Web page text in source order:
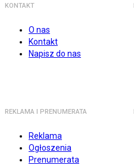
KONTAKT
O nas
Kontakt
Napisz do nas
REKLAMA I PRENUMERATA
Reklama
Ogłoszenia
Prenumerata